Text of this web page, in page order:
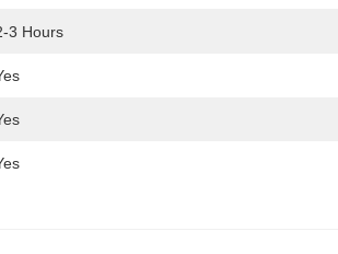
3 Hours